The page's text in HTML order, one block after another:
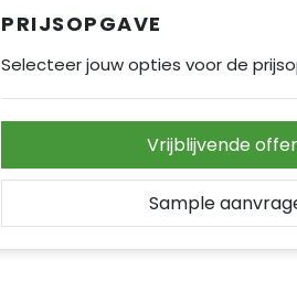
PRIJSOPGAVE
Selecteer jouw opties voor de
Vrijblijvende
Sample